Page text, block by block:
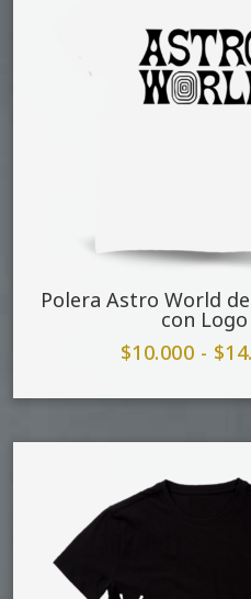
Polera Astro World
con Logo
$10.000 - $